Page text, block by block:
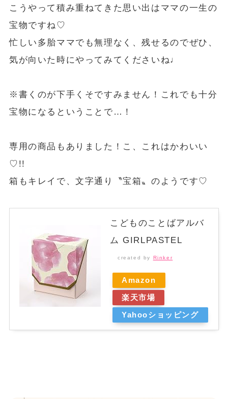
こうやって積み重ねてきた思い出はママの一生の
宝物ですね♡
忙しい多胎ママでも無理なく、残せるのでぜひ、
気が向いた時にやってみてくださいね♩
※書くのが下手くそですみません！これでも十分
宝物になるということで…！
専用の商品もありました！こ、これはかわいい
♡!!
箱もキレイで、文字通り〝宝箱〟のようです♡
こどものことばアルバ
ム GIRLPASTEL
created by Rinker
Amazon
楽天市場
Yahooショッピング